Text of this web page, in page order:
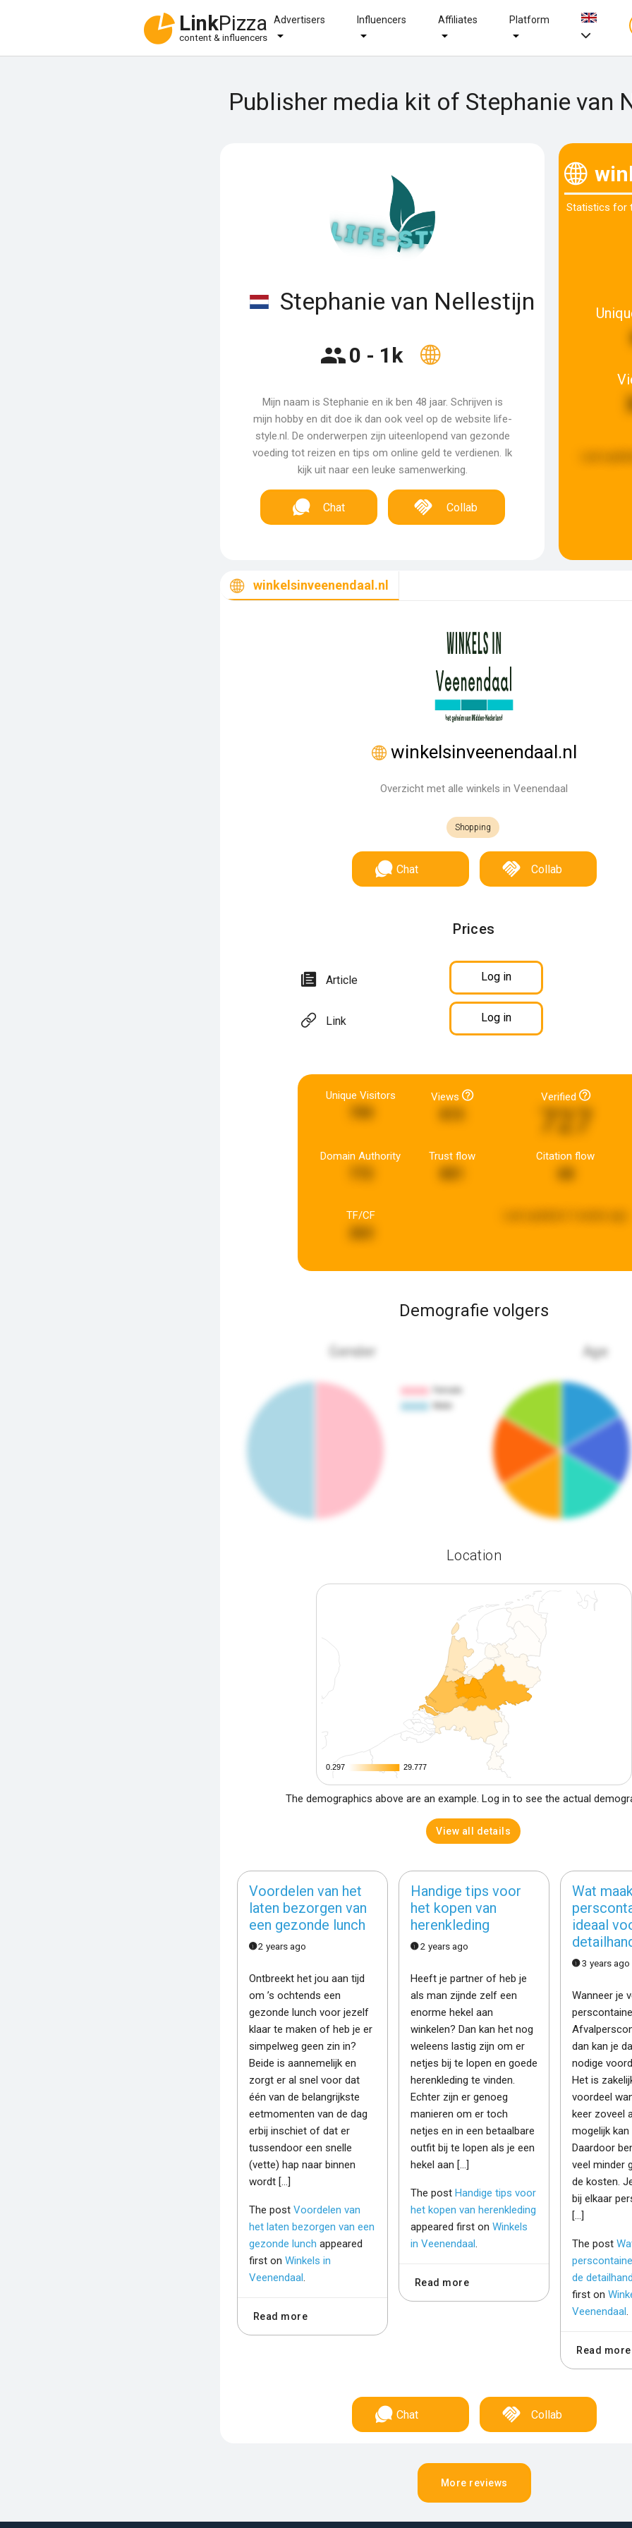
LinkPizza
content & influencers
Advertisers Influencers Affiliates Platform
Publisher media kit of Stephanie van
Stephanie van Nellestijn
0 - 1k
Mijn naam is Stephanie en ik ben 48 jaar. Schrijven is
mijn hobby en dit doe ik dan ook veel op de website life-
style.nl. De onderwerpen zijn uiteenlopend van gezonde
voeding tot reizen en tips om online geld te verdienen. Ik
kijk uit naar een leuke samenwerking.
Chat Collab
Statistics for
winkelsinveenendaal.nl
winkelsinveenendaal.nl
Overzicht met alle winkels in Veenendaal
Shopping
Chat Collab
Prices
Article Log in
Link Log in
Unique Visitors Views Verified
727
Domain Authority Trust flow Citation flow
TF/CF
Demografie volgers
Gender Age
Location
0.297
0.297 29.777
29.777
The demographics above are an example. Log in to see the actual
View all details
Voordelen van het
laten bezorgen van
een gezonde lunch
2 years ago
Ontbreekt het jou aan tijd
om ’s ochtends een
gezonde lunch voor jezelf
klaar te maken of heb je er
simpelweg geen zin in?
Beide is aannemelijk en
zorgt er al snel voor dat
één van de belangrijkste
eetmomenten van de dag
erbij inschiet of dat er
tussendoor een snelle
(vette) hap naar binnen
wordt […]
The post Voordelen van
het laten bezorgen van een
gezonde lunch appeared
first on Winkels in
Veenendaal
Read more
Handige tips voor
het kopen van
herenkleding
2 years ago
Heeft je partner of heb je
als man zijnde zelf een
enorme hekel aan
winkelen? Dan kan het nog
weleens lastig zijn om er
netjes bij te lopen en goede
herenkleding te vinden.
Echter zijn er genoeg
manieren om er toch
netjes en in een betaalbare
outfit bij te lopen als je een
hekel aan […]
The post Handige tips voor
het kopen van herenkleding
appeared first on Winkels
in Veenendaal
Read more
Wat
ideaal
3 years ago
Wanneer je
dan kan je
nodige
Het is
voordeel
keer zoveel
mogelijk kan
Daardoor
veel minder
de kosten.
bij elkaar
[…]
The post
de
first on
Veenendaal
Read more
Chat Collab
More reviews